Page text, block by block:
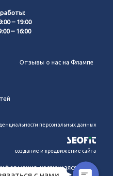
– 19:00
– 16:00
Отзывы о нас на Флампе
персональных данных
создание и продвижение сайта
касающаяся